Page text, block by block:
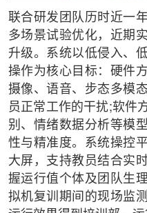
联合研发团队历时近一
多场景试验优化，近期
升级。系统以低侵入、
操作为核心目标：硬件
摄像、语音、步态多模
员正常工作的干扰;软件
别、情绪数据分析等模
性与精准度。系统操控
大屏，支持教员结合实
握运行值个体及团队生
拟机复训期间的现场监